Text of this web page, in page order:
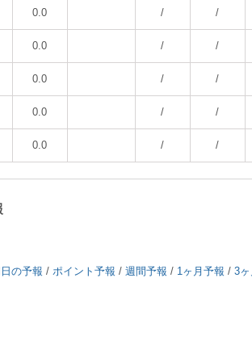
0.0 / /
0.0 / /
0.0 / /
0.0 / /
0.0 / /
の予報 / ポイント予報 / 週間予報 / 1ヶ月予報 / 3